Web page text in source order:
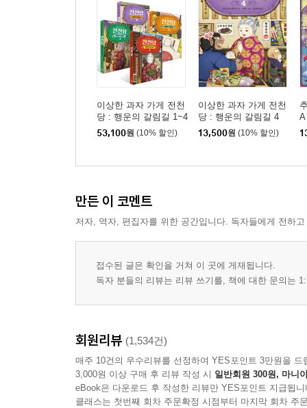
이상한 과자 가게 전천
당 : 행운의 갈림길 1~4
권 세트
53,100원 (10% 할인)
이상한 과자 가게 전천
당 : 행운의 갈림길 4
13,500원 (10% 할인)
A
만든 이 코멘트
저자, 역자, 편집자를 위한 공간입니다. 독자들에게 전하
접수된 글은 확인을 거쳐 이 곳에 게재됩니다.
독자 분들의 리뷰는 리뷰 쓰기를, 책에 대한 문의는
회원리뷰 (1,534건)
매주 10건의 우수리뷰를 선정하여 YES포인트 3만원을 드
3,000원 이상 구매 후 리뷰 작성 시 일반회원 300원, 마니
eBook은 다운로드 후 작성한 리뷰만 YES포인트 지급됩니
클래스는 첫번째 회차 주문확정 시점부터 마지막 회차 주